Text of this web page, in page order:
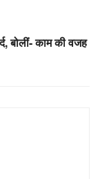
बोलीं- काम की वजह